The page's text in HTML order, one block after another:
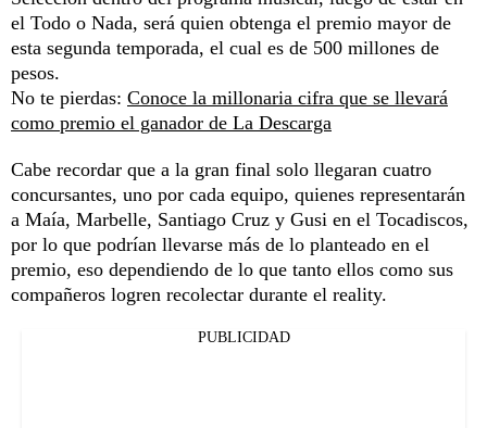
el Todo o Nada, será quien obtenga el premio mayor de
esta segunda temporada, el cual es de 500 millones de
pesos.
No te pierdas: Conoce la millonaria cifra que se llevará
como premio el ganador de La Descarga
Cabe recordar que a la gran final solo llegaran cuatro
concursantes, uno por cada equipo, quienes representarán
a Maía, Marbelle, Santiago Cruz y Gusi en el Tocadiscos,
por lo que podrían llevarse más de lo planteado en el
premio, eso dependiendo de lo que tanto ellos como sus
compañeros logren recolectar durante el reality.
PUBLICIDAD